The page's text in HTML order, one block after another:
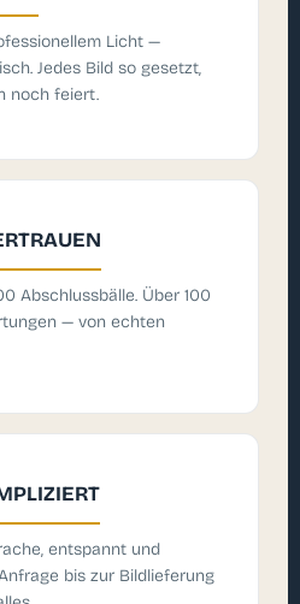
Licht —
Jedes Bild so gesetzt,
noch feiert.
Abschlussbälle. Über 100
— von echten
entspannt und
bis zur Bildlieferung